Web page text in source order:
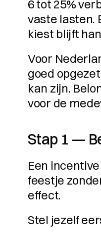
6 tot 25%
vaste lasten.
kiest blijft
Voor
goed
kan zijn.
voor de
Stap 1 —
Een
feestje
effect.
Stel jezelf